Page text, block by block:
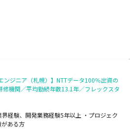
ンジニア（札幌）】NTTデータ100％出資の
機関／平均勤続年数13.1年／フレックスタ
経験、開発業務経験5年以上 ・プロジェク
がある方